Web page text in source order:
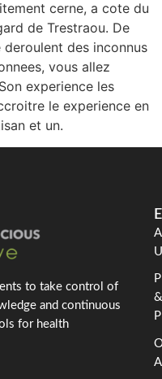
cerne, a cote du
de Trestraou. De
des inconnus
vous allez
experience les
le experience en
et un.
to take control of
and continuous
for health
&